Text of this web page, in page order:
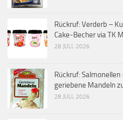
Rückruf: Verderb –
Cake-Becher via TK
28 JULI, 2026
Rückruf: Salmonellen
geriebene Mandeln
28 JULI, 2026